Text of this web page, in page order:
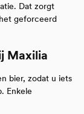
Dat zorgt
geforceerd
Maxilia
bier, zodat u iets
Enkele